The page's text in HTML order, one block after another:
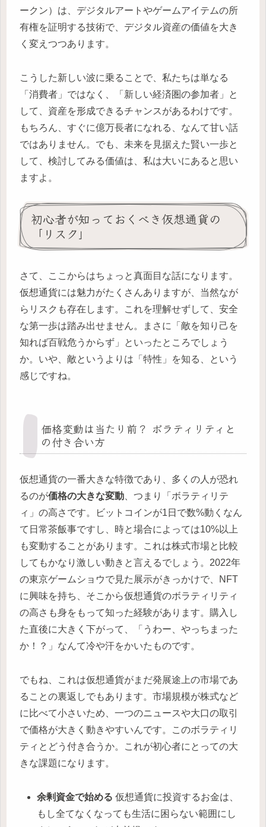
ークン）は、デジタルアートやゲームアイテムの所
有権を証明する技術で、デジタル資産の価値を大き
く変えつつあります。
こうした新しい波に乗ることで、私たちは単なる
「消費者」ではなく、「新しい経済圏の参加者」と
して、資産を形成できるチャンスがあるわけです。
もちろん、すぐに億万長者になれる、なんて甘い話
ではありません。でも、未来を見据えた賢い一歩と
して、検討してみる価値は、私は大いにあると思い
ますよ。
初心者が知っておくべき仮想通貨の
「リスク」
さて、ここからはちょっと真面目な話になります。
仮想通貨には魅力がたくさんありますが、当然なが
らリスクも存在します。これを理解せずして、安全
な第一歩は踏み出せません。まさに「敵を知り己を
知れば百戦危うからず」といったところでしょう
か。いや、敵というよりは「特性」を知る、という
感じですね。
価格変動は当たり前？ ボラティリティと
の付き合い方
仮想通貨の一番大きな特徴であり、多くの人が恐れ
るのが価格の大きな変動、つまり「ボラティリテ
ィ」の高さです。ビットコインが1日で数%動くなん
て日常茶飯事ですし、時と場合によっては10%以上
も変動することがあります。これは株式市場と比較
してもかなり激しい動きと言えるでしょう。2022年
の東京ゲームショウで見た展示がきっかけで、NFT
に興味を持ち、そこから仮想通貨のボラティリティ
の高さも身をもって知った経験があります。購入し
た直後に大きく下がって、「うわー、やっちまった
か！？」なんて冷や汗をかいたものです。
でもね、これは仮想通貨がまだ発展途上の市場であ
ることの裏返しでもあります。市場規模が株式など
に比べて小さいため、一つのニュースや大口の取引
で価格が大きく動きやすいんです。このボラティリ
ティとどう付き合うか。これが初心者にとっての大
きな課題になります。
余剰資金で始める 仮想通貨に投資するお金は、
もし全てなくなっても生活に困らない範囲にし